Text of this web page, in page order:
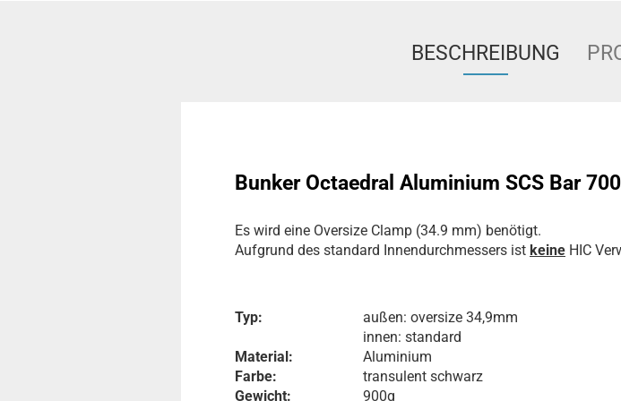
BESCHREIBUNG
Bunker Octaedral Aluminium SCS Bar
Es wird eine Oversize Clamp (34.9 mm) benötigt.
Aufgrund des standard Innendurchmessers ist keine HIC
Typ:
Material:
Farbe:
Gewicht:
außen: oversize 34,9mm
innen: standard
Aluminium
transulent schwarz
900g